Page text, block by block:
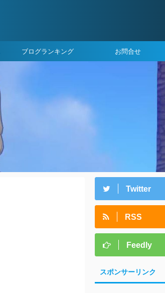
ブログランキング お問合せ
Twitter
RSS
Feedly
スポンサーリンク